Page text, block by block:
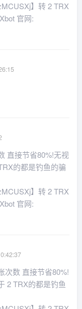
】转 2 TRX
官网:
直接节省80%!无视
的都是钓鱼的骗
】转 2 TRX
官网:
次数 直接节省80%!
2 TRX的都是钓鱼